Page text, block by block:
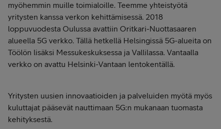
myöhemmin muille toimialoille. Teemme yhteistyötä
yritysten kanssa verkon kehittämisessä. 2018
loppuvuodesta Oulussa avattiin Oritkari-Nuottasaaren
alueella 5G verkko. Tällä hetkellä Helsingissä 5G-alueita on
Töölön lisäksi Messukeskuksessa ja Vallilassa. Vantaalla
verkko on avattu Helsinki-Vantaan lentokentällä.
Yritysten uusien innovaatioiden ja palveluiden myötä myös
kuluttajat pääsevät nauttimaan 5G:n mukanaan tuomasta
kehityksestä.